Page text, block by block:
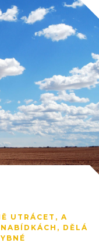
UTRÁCET, A
DĚLÁ